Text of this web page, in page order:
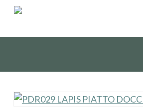
Skip
main